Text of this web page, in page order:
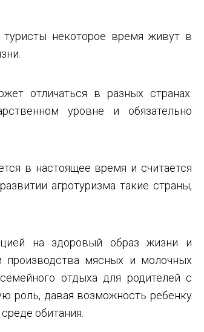
некоторое время живут в
отличаться в разных странах.
уровне и обязательно
в настоящее время и считается
агротуризма такие страны,
на здоровый образ жизни и
мясных и молочных
отдыха для родителей с
роль, давая возможность ребенку
обитания.